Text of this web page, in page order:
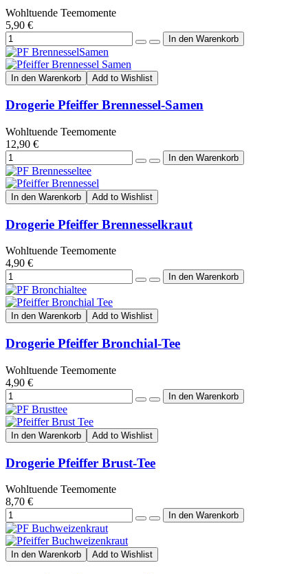
Wohltuende Teemomente
5,90 €
In den Warenkorb Add to Wishlist
Drogerie Pfeiffer Brennessel-Samen
Wohltuende Teemomente
12,90 €
In den Warenkorb Add to Wishlist
Drogerie Pfeiffer Brennesselkraut
Wohltuende Teemomente
4,90 €
In den Warenkorb Add to Wishlist
Drogerie Pfeiffer Bronchial-Tee
Wohltuende Teemomente
4,90 €
In den Warenkorb Add to Wishlist
Drogerie Pfeiffer Brust-Tee
Wohltuende Teemomente
8,70 €
In den Warenkorb Add to Wishlist